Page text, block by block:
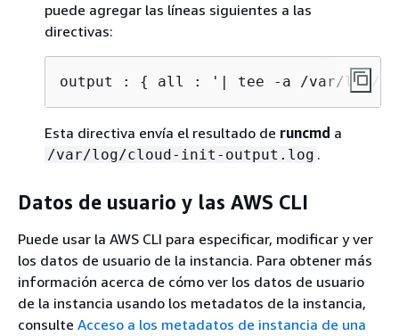
puede agregar las líneas siguientes a las
directivas:
output : { all : '| tee -a /var/log/
Esta directiva envía el resultado de runcmd a
/var/log/cloud-init-output.log .
Datos de usuario y las AWS CLI
Puede usar la AWS CLI para especificar, modificar y ver
los datos de usuario de la instancia. Para obtener más
información acerca de cómo ver los datos de usuario
de la instancia usando los metadatos de la instancia,
consulte Acceso a los metadatos de instancia de una